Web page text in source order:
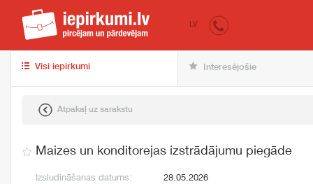
iepirkumi.lv
LV
Visi iepirkumi Interesējošie
Atpakaļ uz sarakstu
Maizes un konditorejas izstrādājumu piegāde
Izsludināšanas datums:
28.05.2026